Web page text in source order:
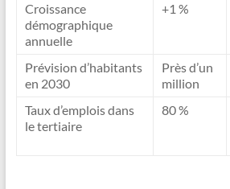
Croissance
démographique
annuelle
+1 %
Prévision d’habitants
en 2030
Près d’un
million
Taux d’emplois dans
le tertiaire
80 %